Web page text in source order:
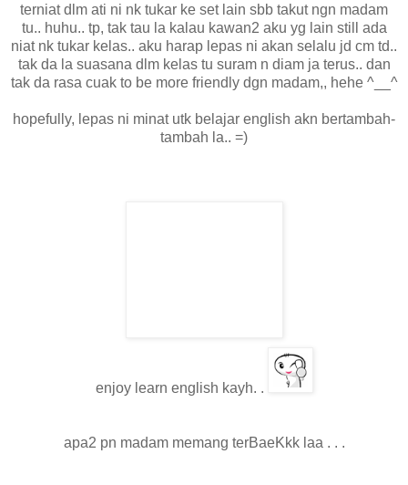
terniat dlm ati ni nk tukar ke set lain sbb takut ngn madam
tu.. huhu.. tp, tak tau la kalau kawan2 aku yg lain still ada
niat nk tukar kelas.. aku harap lepas ni akan selalu jd cm td..
tak da la suasana dlm kelas tu suram n diam ja terus.. dan
tak da rasa cuak to be more friendly dgn madam,, hehe ^__^
hopefully, lepas ni minat utk belajar english akn bertambah-
tambah la.. =)
enjoy learn english kayh. .
apa2 pn madam memang terBaeKkk laa . . .